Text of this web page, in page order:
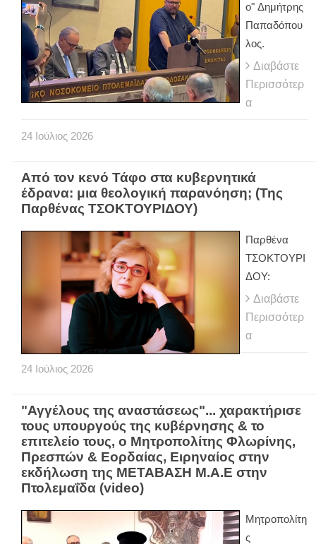
ο" Δημήτρης
Παπαδόπου
λος.
Διαβάστε
Περισσότερ
α
24 Ιούλιος 2026
Από τον κενό Τάφο στα κυβερνητικά
έδρανα: μια θεολογική παρανόηση; (Της
Παρθένας ΤΣΟΚΤΟΥΡΙΔΟΥ)
Παρθένα
ΤΣΟΚΤΟΥΡΙ
ΔΟΥ:
Διαβάστε
Περισσότερ
α
24 Ιούλιος 2026
"Αγγέλους της αναστάσεως"... χαρακτήρισε
τους υπουργούς της κυβέρνησης & το
επιτελείο τους, ο Μητροπολίτης Φλωρίνης,
Πρεσπών & Εορδαίας, Ειρηναίος στην
εκδήλωση της ΜΕΤΑΒΑΣΗ Μ.Α.Ε στην
Πτολεμαΐδα (video)
Μητροπολίτη
ς